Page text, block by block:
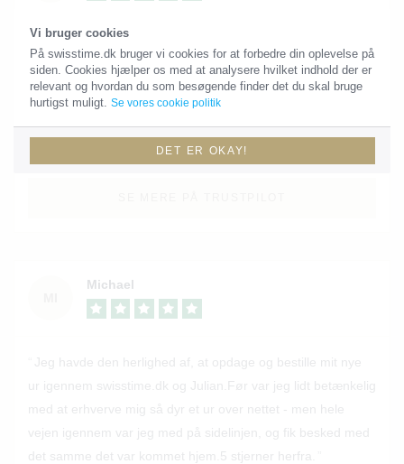
Købte et Tudor Black Bay gennem Swisstime og alt gik som
lovet. Alt lige fra første dialog til uret sad på min hånd, gik
som smurt. Servicen er iorden og fik efter 1 måned justeret
strammere og det ordnede Julian kvit og frit, da det lige
passede mig bedst. Kan varmt anbefale Swisstime herfra
Michael
Jeg havde den herlighed af, at opdage og bestille mit nye
ur igennem swisstime.dk og Julian.Før var jeg lidt betænkelig
med at erhverve mig så dyr et ur over nettet - men hele
vejen igennem var jeg med på sidelinjen, og fik besked med
det samme det var kommet hjem.5 stjerner herfra.
Vi bruger cookies
På swisstime.dk bruger vi cookies for at forbedre din oplevelse på
siden. Cookies hjælper os med at analysere hvilket indhold der er
relevant og hvordan du som besøgende finder det du skal bruge
hurtigst muligt. Se vores cookie politik
DET ER OKAY!